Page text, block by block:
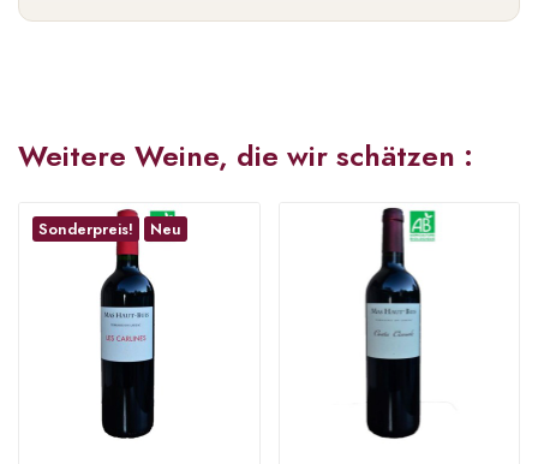
Weitere Weine, die wir schätzen :
Sonderpreis! Neu